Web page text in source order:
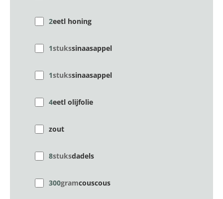
2eetl honing
1stukssinaasappel
1stukssinaasappel
4eetl olijfolie
zout
8stuksdadels
300gramcouscous